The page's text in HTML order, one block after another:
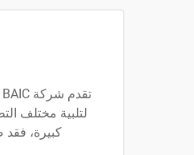
لتلبية مختلف
كبيرة، فقد